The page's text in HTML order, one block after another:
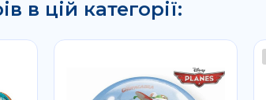
в цій категорії: